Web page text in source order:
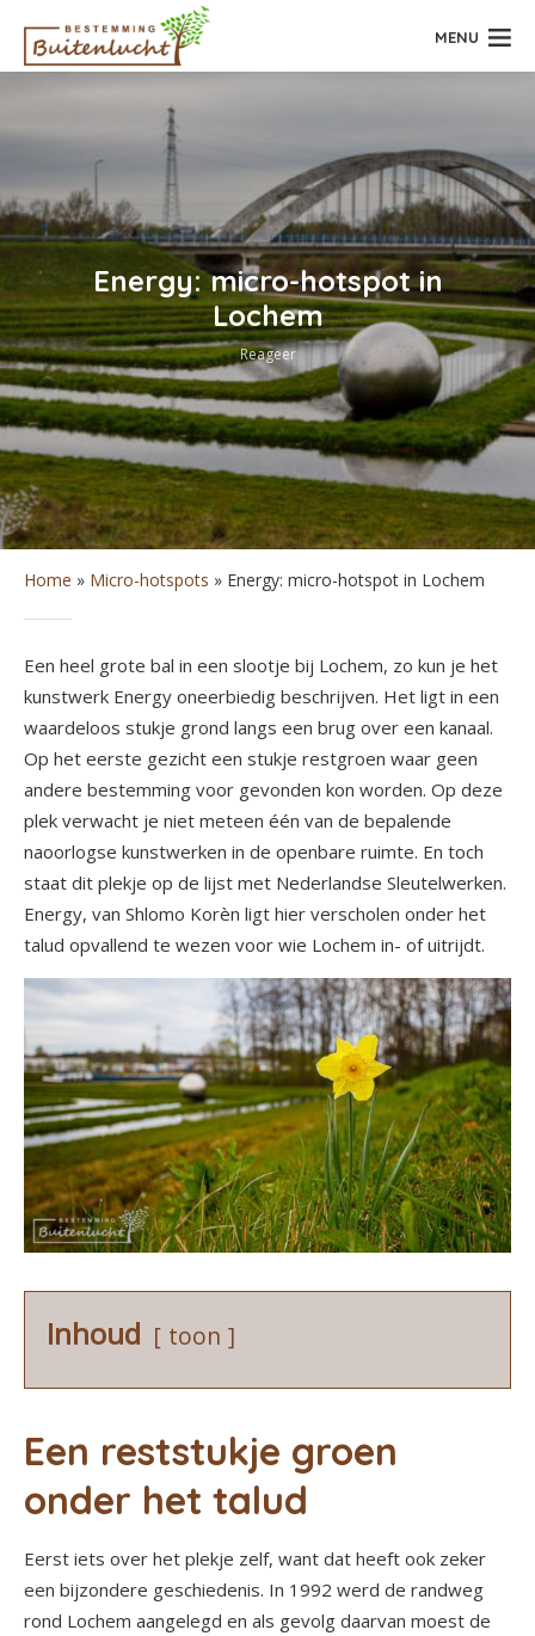
MENU
Energy: micro-hotspot in
Lochem
Reageer
Home » Micro-hotspots » Energy: micro-hotspot in Lochem
Een heel grote bal in een slootje bij Lochem, zo kun je het
kunstwerk Energy oneerbiedig beschrijven. Het ligt in een
waardeloos stukje grond langs een brug over een kanaal.
Op het eerste gezicht een stukje restgroen waar geen
andere bestemming voor gevonden kon worden. Op deze
plek verwacht je niet meteen één van de bepalende
naoorlogse kunstwerken in de openbare ruimte. En toch
staat dit plekje op de lijst met Nederlandse Sleutelwerken.
Energy, van Shlomo Korèn ligt hier verscholen onder het
talud opvallend te wezen voor wie Lochem in- of uitrijdt.
Inhoud toon
Een reststukje groen
onder het talud
Eerst iets over het plekje zelf, want dat heeft ook zeker
een bijzondere geschiedenis. In 1992 werd de randweg
rond Lochem aangelegd en als gevolg daarvan moest de